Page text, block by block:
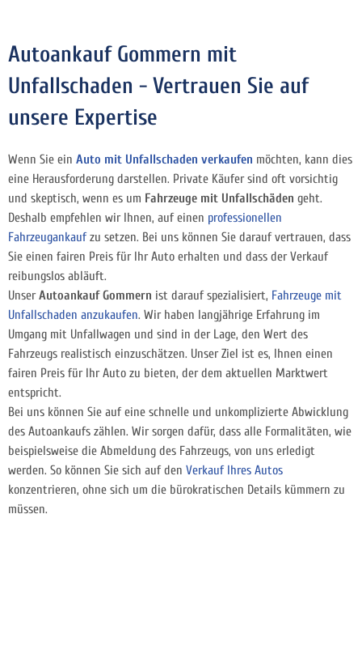
Autoankauf Gommern mit
Unfallschaden - Vertrauen Sie auf
unsere Expertise
Wenn Sie ein Auto mit Unfallschaden verkaufen möchten, kann dies
eine Herausforderung darstellen. Private Käufer sind oft vorsichtig
und skeptisch, wenn es um Fahrzeuge mit Unfallschäden geht.
Deshalb empfehlen wir Ihnen, auf einen professionellen
Fahrzeugankaufzu setzen. Bei uns können Sie darauf vertrauen, dass
Sie einen fairen Preis für Ihr Auto erhalten und dass der Verkauf
reibungslos abläuft.
UnserAutoankauf Gommern ist darauf spezialisiert, Fahrzeuge mit
Unfallschaden anzukaufen. Wir haben langjährige Erfahrung im
Umgang mit Unfallwagen und sind in der Lage, den Wert des
Fahrzeugs realistisch einzuschätzen. Unser Ziel ist es, Ihnen einen
fairen Preis für Ihr Auto zu bieten, der dem aktuellen Marktwert
entspricht.
Bei uns können Sie auf eine schnelle und unkomplizierte Abwicklung
des Autoankaufs zählen. Wir sorgen dafür, dass alle Formalitäten, wie
beispielsweise die Abmeldung des Fahrzeugs, von uns erledigt
werden. So können Sie sich auf den Verkauf Ihres Autos
konzentrieren, ohne sich um die bürokratischen Details kümmern zu
müssen.